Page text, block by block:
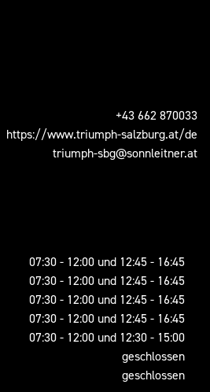
+43 662 870033
https://www.triumph-salzburg.at/de
triumph-sbg@sonnleitner.at
07:30 - 12:00 und 12:45 - 16:45
07:30 - 12:00 und 12:45 - 16:45
07:30 - 12:00 und 12:45 - 16:45
07:30 - 12:00 und 12:45 - 16:45
07:30 - 12:00 und 12:30 - 15:00
geschlossen
geschlossen